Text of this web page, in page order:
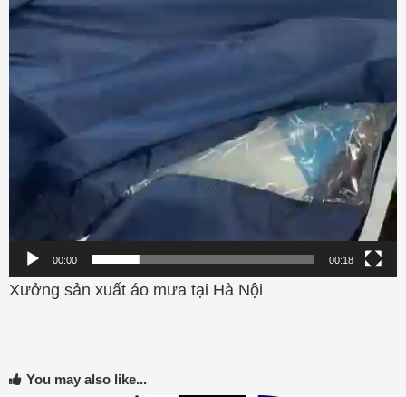
00:00 00:18
Xưởng sản xuất áo mưa tại Hà Nội
You may also like...